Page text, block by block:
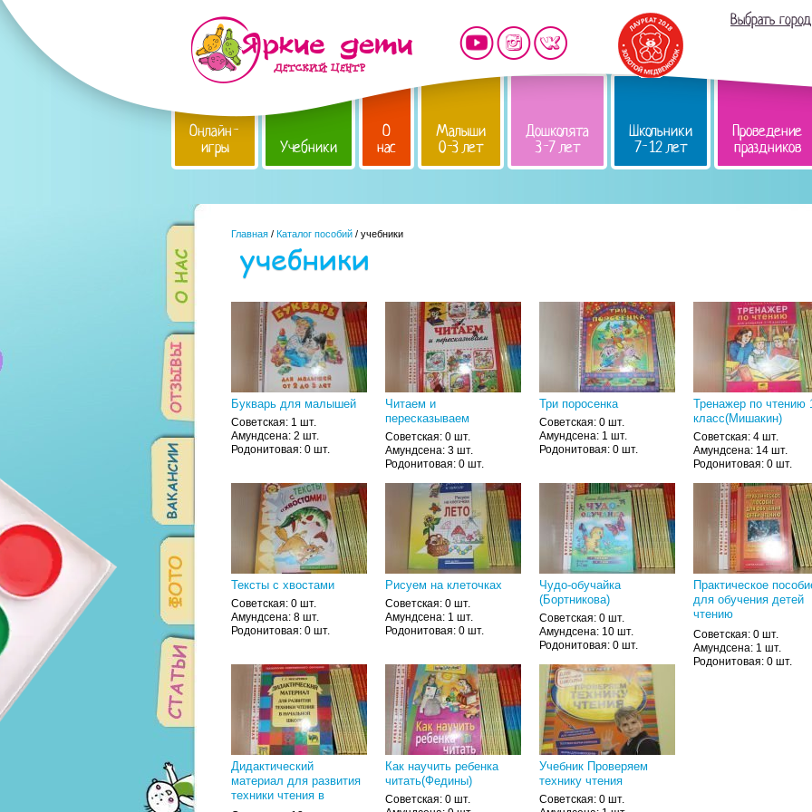
Выбрать город
Онлайн-
игры Учебники
О
нас
Малыши
0-3 лет
Дошколята
3-7 лет
Школьники
7-12 лет
Проведение
праздников
Главная / Каталог пособий / учебники
учебники
Букварь для малышей
Советская: 1 шт.
Амундсена: 2 шт.
Родонитовая: 0 шт.
Читаем и
пересказываем
Советская: 0 шт.
Амундсена: 3 шт.
Родонитовая: 0 шт.
Три поросенка
Советская: 0 шт.
Амундсена: 1 шт.
Родонитовая: 0 шт.
Тренажер по чтению
класс(Мишакин)
Советская: 4 шт.
Амундсена: 14 шт.
Родонитовая: 0 шт.
Тексты с хвостами
Советская: 0 шт.
Амундсена: 8 шт.
Родонитовая: 0 шт.
Рисуем на клеточках
Советская: 0 шт.
Амундсена: 1 шт.
Родонитовая: 0 шт.
Чудо-обучайка
(Бортникова)
Советская: 0 шт.
Амундсена: 10 шт.
Родонитовая: 0 шт.
Практическое
для обучения детей
чтению
(Узорова,Нефедова)
Советская: 0 шт.
Амундсена: 1 шт.
Родонитовая: 0 шт.
Дидактический
материал для развития
техники чтения в
Как научить ребенка
читать(Федины)
Советская: 0 шт.
Учебник Проверяем
технику чтения
Советская: 0 шт.